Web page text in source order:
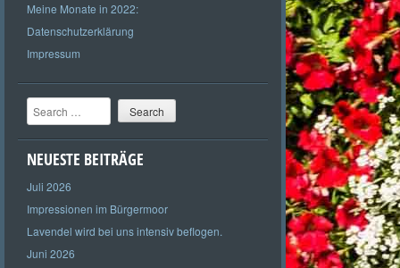
Meine Monate in 2022:
Datenschutzerklärung
Impressum
Search
NEUESTE BEITRÄGE
Juli 2026
Impressionen im Bürgermoor
Lavendel wird bei uns intensiv beflogen.
Juni 2026